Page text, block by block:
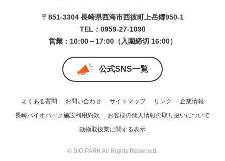
〒851-3304 長崎県西海市西彼町上岳郷950-1
TEL：0959-27-1090
営業：10:00～17:00（入園締切 16:00）
公式SNS一覧
よくある質問 お問い合わせ サイトマップ リンク
企業情報
長崎バイオパーク施設利用約款
お客様の個人情報の取り扱いについて
動物取扱業に関する表示
© BIO PARK All Rights Reserved.